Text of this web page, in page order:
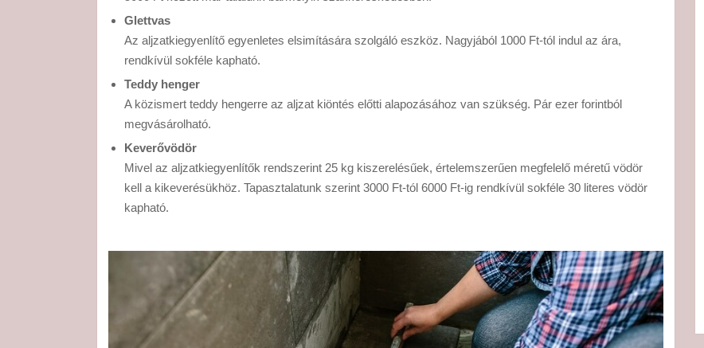
Glettvas
Az aljzatkiegyenlítő egyenletes elsimítására szolgáló eszköz. Nagyjából 1000 Ft-tól indul az ára,
rendkívül sokféle kapható.
Teddy henger
A közismert teddy hengerre az aljzat kiöntés előtti alapozásához van szükség. Pár ezer forintból
megvásárolható.
Keverővödör
Mivel az aljzatkiegyenlítők rendszerint 25 kg kiszerelésűek, értelemszerűen megfelelő méretű vödör
kell a kikeverésükhöz. Tapasztalatunk szerint 3000 Ft-tól 6000 Ft-ig rendkívül sokféle 30 literes vödör
kapható.